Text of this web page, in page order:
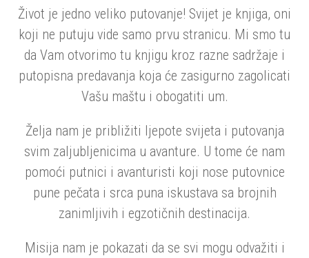
Život je jedno veliko putovanje! Svijet je knjiga, oni
koji ne putuju vide samo prvu stranicu. Mi smo tu
da Vam otvorimo tu knjigu kroz razne sadržaje i
putopisna predavanja koja će zasigurno zagolicati
Vašu maštu i obogatiti um.
Želja nam je približiti ljepote svijeta i putovanja
svim zaljubljenicima u avanture. U tome će nam
pomoći putnici i avanturisti koji nose putovnice
pune pečata i srca puna iskustava sa brojnih
zanimljivih i egzotičnih destinacija.
Misija nam je pokazati da se svi mogu odvažiti i